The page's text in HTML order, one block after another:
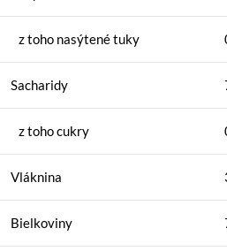
z toho nasýtené tuky
Sacharidy
z toho cukry
Vláknina
Bielkoviny